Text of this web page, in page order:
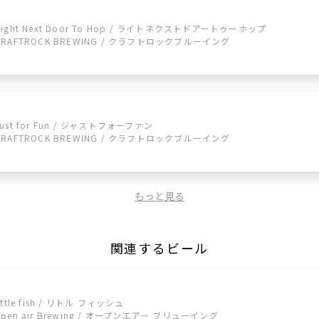
Next Door To Hop / ライトネクストドアートゥーホップ
BREWING / クラフトロックブルーイング
for Fun / ジャストフォーファン
BREWING / クラフトロックブルーイング
もっと見る
関連するビール
fish / リトル フィッシュ
air Brewing / オープンエアー ブリューイング